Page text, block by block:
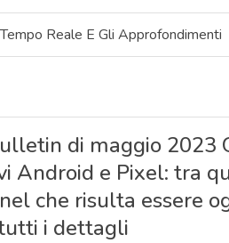
Reale E Gli Approfondimenti
di maggio 2023
Android e Pixel: tra
che risulta essere
i dettagli